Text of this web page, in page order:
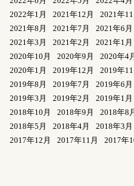
2022年1月
2021年12月 2021年11
2021年8月
2021年7月 2021年6月
2021年3月
2021年2月 2021年1月
2020年10月
2020年9月 2020年4
2020年1月
2019年12月 2019年11
2019年8月
2019年7月 2019年6月
2019年3月
2019年2月 2019年1月
2018年10月
2018年9月 2018年8
2018年5月
2018年4月 2018年3月
2017年12月
2017年11月 2017年